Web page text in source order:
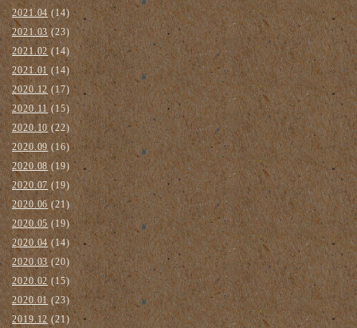
2021.04(14)
2021.03(23)
2021.02(14)
2021.01 (14)
2020.12(17)
2020.11(15)
2020.10(22)
2020.09 (16)
2020.08(19)
2020.07(19)
2020.06(21)
2020.05 (19)
2020.04(14)
2020.03(20)
2020.02(15)
2020.01 (23)
2019.12(21)